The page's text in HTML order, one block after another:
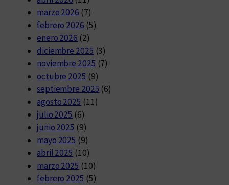
marzo 2026 (7)
febrero 2026 (5)
enero 2026 (2)
diciembre 2025 (3)
noviembre 2025 (7)
octubre 2025 (9)
septiembre 2025 (6)
agosto 2025 (11)
julio 2025 (6)
junio 2025 (9)
mayo 2025 (9)
abril 2025 (10)
marzo 2025 (10)
febrero 2025 (5)